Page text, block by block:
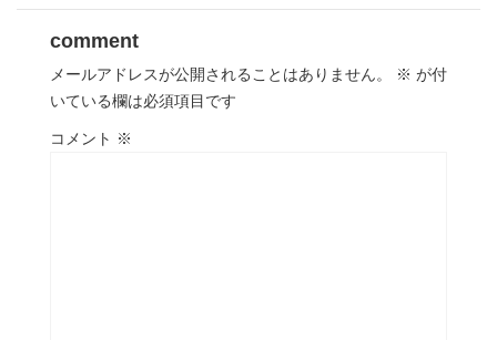
comment
メールアドレスが公開されることはありません。 ※ が付
いている欄は必須項目です
コメント ※